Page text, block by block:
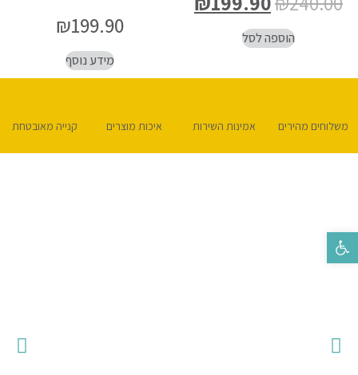
הוספה לסל ₪199.90
מידע נוסף
משלוחים מהירים אמינות השירות איכות מוצרים קנייה מאובטחת
פתח סרגל נגישות